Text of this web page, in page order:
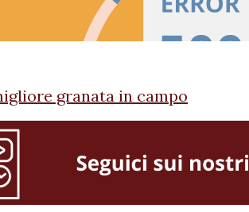
granata in campo